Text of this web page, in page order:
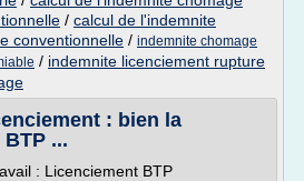
/ calcul de l'indemnite
conventionnelle / indemnite chomage
/ indemnite licenciement rupture
: bien la
...
: Licenciement BTP